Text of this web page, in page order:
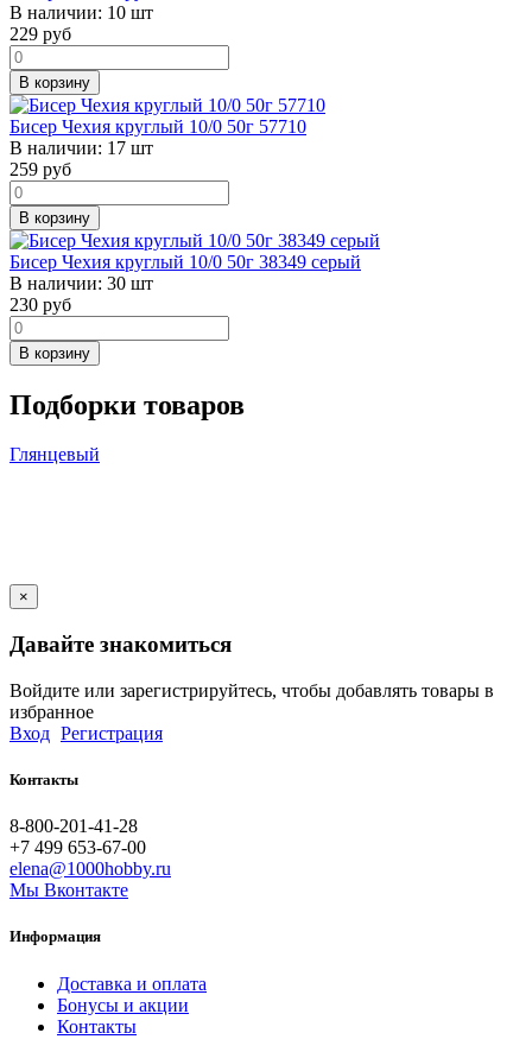
В наличии: 10 шт
229 руб
В корзину
Бисер Чехия круглый 10/0 50г 57710
В наличии: 17 шт
259 руб
В корзину
Бисер Чехия круглый 10/0 50г 38349 серый
В наличии: 30 шт
230 руб
В корзину
Подборки товаров
Глянцевый
×
Давайте знакомиться
Войдите или зарегистрируйтесь, чтобы добавлять товары в
избранное
Вход Регистрация
Контакты
8-800-201-41-28
+7 499 653-67-00
elena@1000hobby.ru
Мы Вконтакте
Информация
Доставка и оплата
Бонусы и акции
Контакты